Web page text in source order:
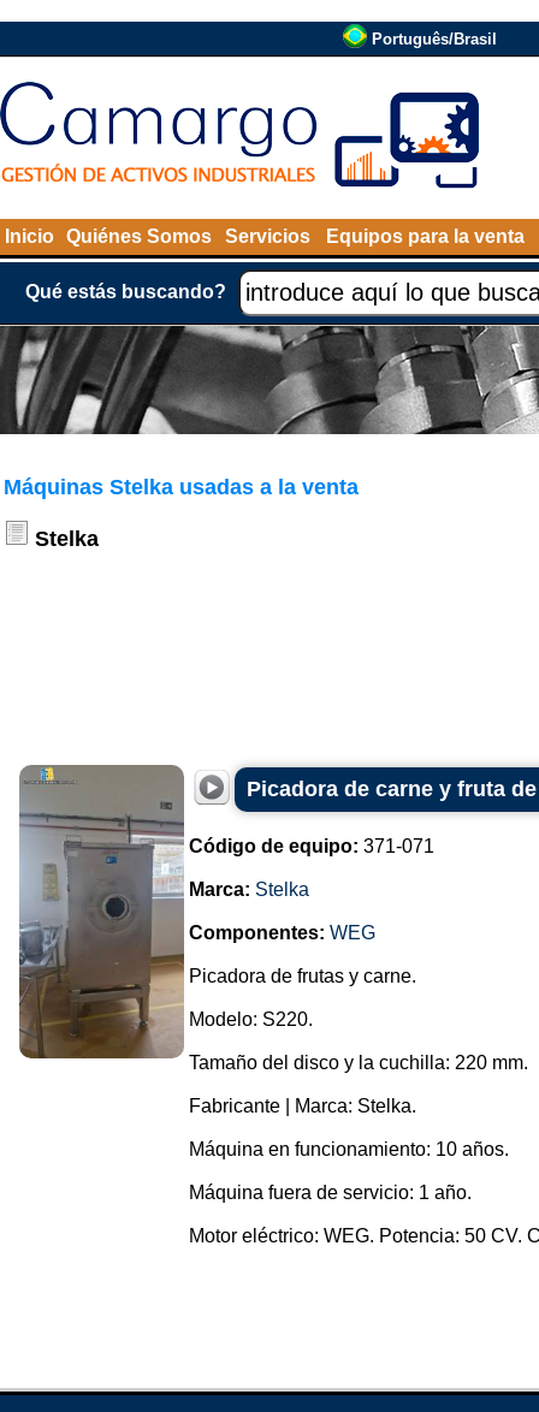
Português/Brasil
Inicio Quiénes Somos Servicios Equipos para la venta
Qué estás buscando?
Máquinas Stelka usadas a la venta
Stelka
Picadora de carne y fruta
Código de equipo: 371-071
Marca: Stelka
Componentes: WEG
Picadora de frutas y carne.
Modelo: S220.
Tamaño del disco y la cuchilla: 220 mm.
Fabricante | Marca: Stelka.
Máquina en funcionamiento: 10 años.
Máquina fuera de servicio: 1 año.
Motor eléctrico: WEG. Potencia: 50 CV.